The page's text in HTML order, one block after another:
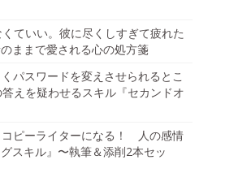
ていい。彼に尽くしすぎて疲れた
ままで愛される心の処方箋
パスワードを変えさせられるとこ
えを疑わせるスキル『セカンドオ
コピーライターになる！ 人の感情
スキル』〜執筆＆添削2本セッ